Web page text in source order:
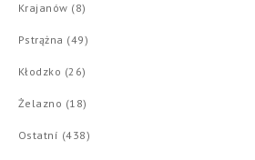
Krajanów (8)
Pstrążna (49)
Kłodzko (26)
Żelazno (18)
Ostatní (438)